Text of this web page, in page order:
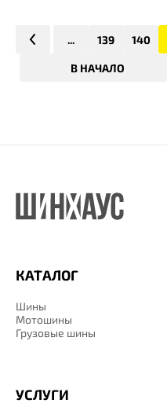
В НАЧАЛО
... 139 140
КАТАЛОГ
Шины
Мотошины
Грузовые шины
УСЛУГИ